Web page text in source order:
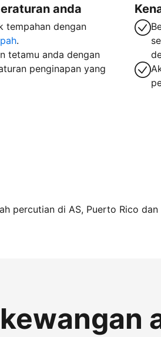
anda
tempahan dengan
.
tetamu anda dengan
penginapan yang
hari ini
percutian di AS, Puerto Rico